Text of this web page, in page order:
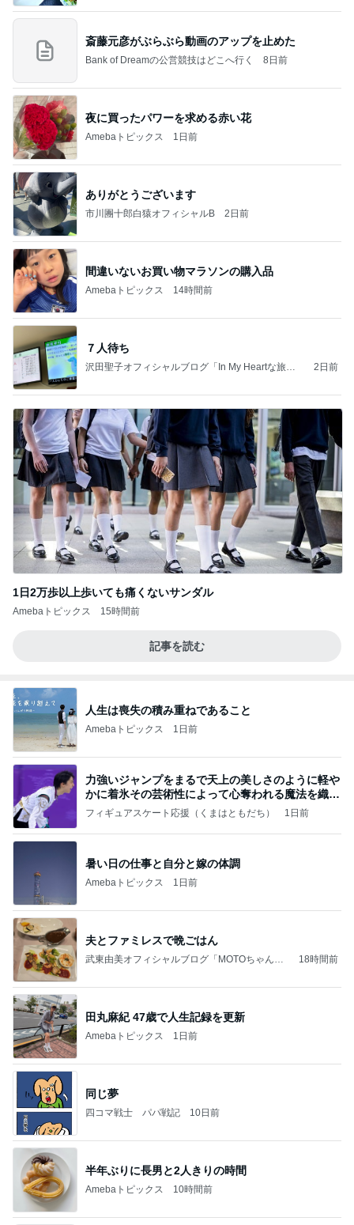
斎藤元彦がぶらぶら動画のアップを止めた
Bank of Dreamの公営競技はどこへ行く 8日前
夜に買ったパワーを求める赤い花
Amebaトピックス 1日前
ありがとうございます
市川團十郎白猿オフィシャルB 2日前
間違いないお買い物マラソンの購入品
Amebaトピックス 14時間前
７人待ち
沢田聖子オフィシャルブログ「In My Heartな旅日
2日前
1日2万歩以上歩いても痛くないサンダル
Amebaトピックス 15時間前
記事を読む
人生は喪失の積み重ねであること
Amebaトピックス 1日前
力強いジャンプをまるで天上の美しさのように軽や
かに着氷その芸術性によって心奪われる魔法を織り
なす
フィギュアスケート応援（くまはともだち） 1日前
暑い日の仕事と自分と嫁の体調
Amebaトピックス 1日前
夫とファミレスで晩ごはん
武東由美オフィシャルブログ「MOTOちゃんと
18時間前
田丸麻紀 47歳で人生記録を更新
Amebaトピックス 1日前
同じ夢
四コマ戦士 パパ戦記 10日前
半年ぶりに長男と2人きりの時間
Amebaトピックス 10時間前